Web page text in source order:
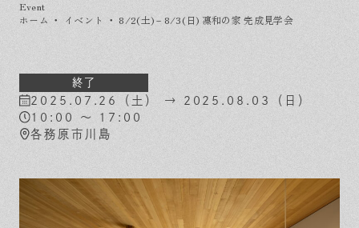
ホーム ・ イベント ・ 8/2(土)－8/3(日) 凛和の家 完成見学会
終了
2025.07.26（土） → 2025.08.03（日）
10:00 ～ 17:00
各務原市川島
私たちの想い
素材のこだわり
住まいの特性
家づくりの流れ
ヒノキプロジェクト
For customer
スタイル集
イベントを探す
気軽に相談会
お客様の声
木材辞典
お知らせ
イベント
Company
スタッフ紹介
Contact
資料請求